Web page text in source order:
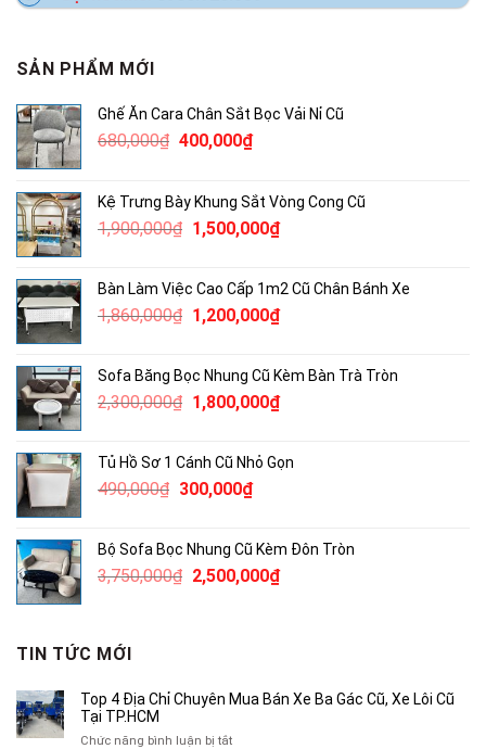
SẢN PHẨM MỚI
Ghế Ăn Cara Chân Sắt Bọc Vải Nỉ Cũ
680,000₫ Giá
680,000₫.
400,000₫Giá
là:
400,000₫.
Kệ Trưng Bày Khung Sắt Vòng Cong Cũ
1,900,000₫ Giá
1,900,000₫.
1,500,000₫Giá
là:
1,500,000₫.
Bàn Làm Việc Cao Cấp 1m2 Cũ Chân Bánh Xe
1,860,000₫ Giá
1,860,000₫.
1,200,000₫Giá
là:
1,200,000₫.
Sofa Băng Bọc Nhung Cũ Kèm Bàn Trà Tròn
2,300,000₫ Giá
2,300,000₫.
1,800,000₫Giá
là:
Tủ Hồ Sơ 1 Cánh Cũ Nhỏ Gọn
490,000₫ Giá
490,000₫.
300,000₫Giá
là:
300,000₫.
Bộ Sofa Bọc Nhung Cũ Kèm Đôn Tròn
3,750,000₫ Giá
2,500,000₫Giá
TIN TỨC MỚI
Top 4 Địa Chỉ Chuyên Mua Bán Xe Ba Gác Cũ, Xe Lôi Cũ
Tại TP.HCM
Chức năng bình luận bị tắtở